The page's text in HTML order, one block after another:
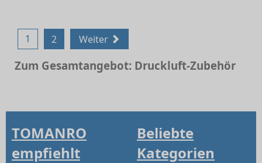
1 2 Weiter
Zum Gesamtangebot: Druckluft-Zubehör
TOMANRO
empfiehlt
Beliebte
Kategorien